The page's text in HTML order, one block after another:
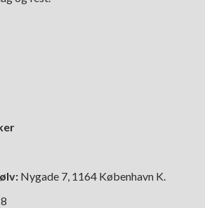
Nygade 7, 1164 København K.